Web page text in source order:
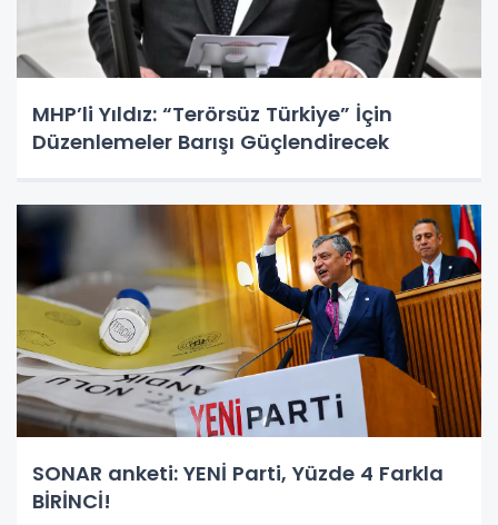
MHP’li Yıldız: “Terörsüz Türkiye” İçin
Düzenlemeler Barışı Güçlendirecek
SONAR anketi: YENİ Parti, Yüzde 4 Farkla
BİRİNCİ!